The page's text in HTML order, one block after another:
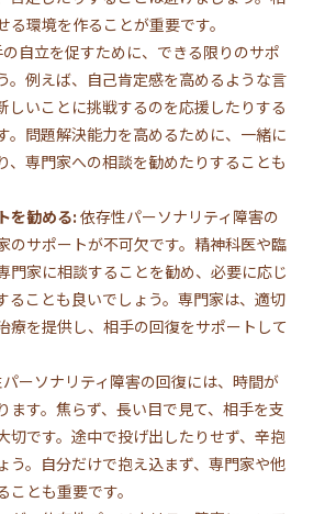
る環境を作ることが重要です。
自立を促すために、できる限りのサポ
。例えば、自己肯定感を高めるような言
しいことに挑戦するのを応援したりする
。問題解決能力を高めるために、一緒に
、専門家への相談を勧めたりすることも
を勧める: 依存性パーソナリティ障害の
のサポートが不可欠です。精神科医や臨
門家に相談することを勧め、必要に応じ
ることも良いでしょう。専門家は、適切
療を提供し、相手の回復をサポートして
ーソナリティ障害の回復には、時間が
ます。焦らず、長い目で見て、相手を支
切です。途中で投げ出したりせず、辛抱
う。自分だけで抱え込まず、専門家や他
とも重要です。